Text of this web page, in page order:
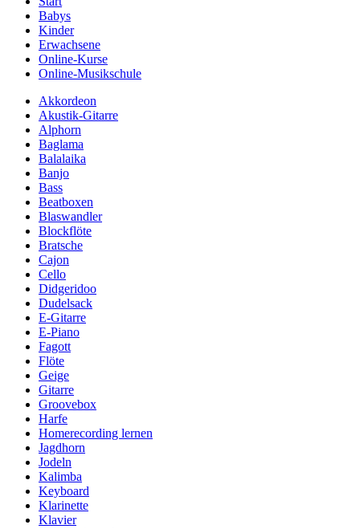
Babys
Kinder
Erwachsene
Online-Kurse
Online-Musikschule
Akkordeon
Akustik-Gitarre
Alphorn
Baglama
Balalaika
Banjo
Bass
Beatboxen
Blaswandler
Blockflöte
Bratsche
Cajon
Cello
Didgeridoo
Dudelsack
E-Gitarre
E-Piano
Fagott
Flöte
Geige
Gitarre
Groovebox
Harfe
Homerecording lernen
Jagdhorn
Jodeln
Kalimba
Keyboard
Klarinette
Klavier